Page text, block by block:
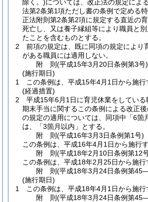
除く。)については、改正法の規定によ
法第2条第1項ただし書の条例で定める
正法附則第2条第2項に規定する直近の
死亡し、又は養子縁組等により職員と
たことを含むものとする。
2
前項の規定は、既に同項の規定により
がある職員には適用しない。
附 則(平成15年3月20日条例第3号)
(施行期日)
1
この条例は、平成15年4月1日から施行
(経過措置)
2
平成15年6月1日に育児休業をしてい
期末手当に関するこの条例による改正
の規定の適用については、同項中「6箇
は、「3箇月以内」とする。
附 則(平成16年3月3日条例第1号)
この条例は、平成16年4月1日から施行す
附 則(平成18年2月10日条例第12
この条例は、平成18年2月25日から施行
附 則(平成18年3月24日条例第
(施行期日)
1
この条例は、平成18年4月1日から施行
附 則(平成18年3月24日条例第